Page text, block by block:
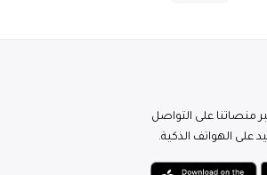
منصاتنا على التواصل
على الهواتف الذكية.